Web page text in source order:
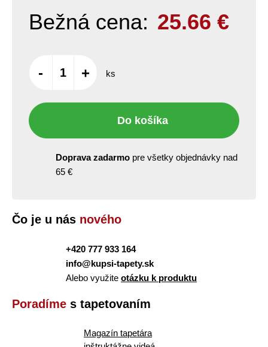
Bežná cena: 25.66 €
- + ks
Do košíka
Doprava zadarmo pre všetky objednávky nad
65 €
Čo je u nás nového
+420 777 933 164
info@kupsi-tapety.sk
Alebo využite otázku k produktu
Poradíme s tapetovaním
Magazín tapetára